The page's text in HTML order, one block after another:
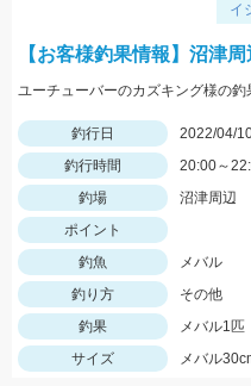
イ
【お客様釣果情報】沼津
ユーチューバーのカズキング様の
釣行日
2022/04/
釣行時間
20:00～
釣場
沼津周辺
ポイント
釣魚
メバル
釣り方
その他
釣果
メバル1匹
サイズ
メバル